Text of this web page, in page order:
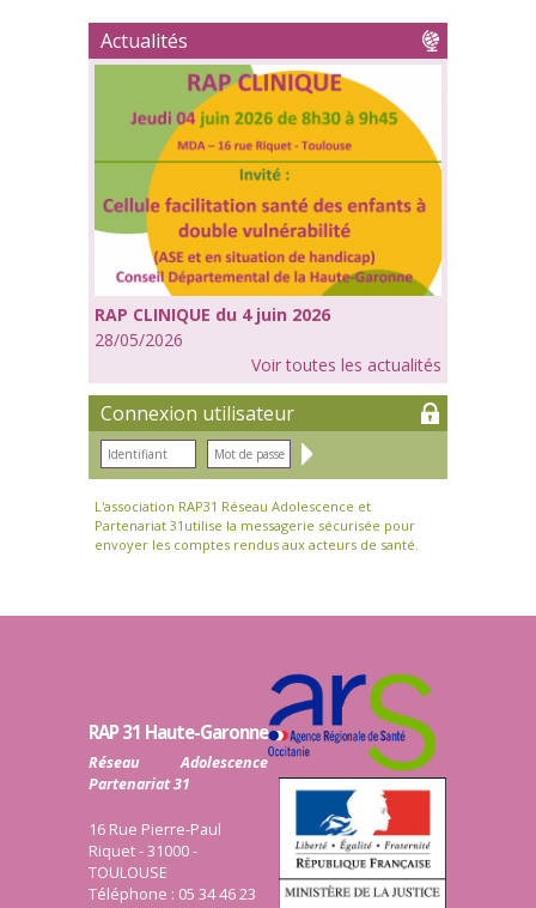
Actualités
RAP CLINIQUE du 4 juin 2026
28/05/2026
Voir toutes les actualités
Connexion utilisateur
L'association RAP31 Réseau Adolescence et
Partenariat 31utilise la messagerie sécurisée pour
envoyer les comptes rendus aux acteurs de santé.
RAP 31 Haute-Garonne
Réseau Adolescence
Partenariat 31
16 Rue Pierre-Paul
Riquet - 31000 -
TOULOUSE
Téléphone : 05 34 46 23